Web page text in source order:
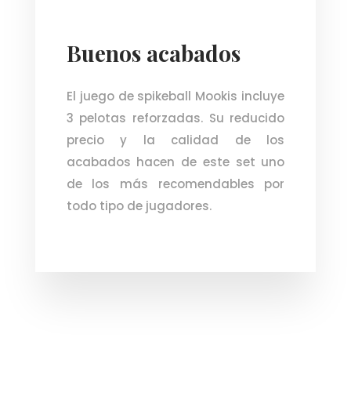
Buenos acabados
El juego de spikeball Mookis incluye
3 pelotas reforzadas. Su reducido
precio y la calidad de los
acabados hacen de este set uno
de los más recomendables por
todo tipo de jugadores.